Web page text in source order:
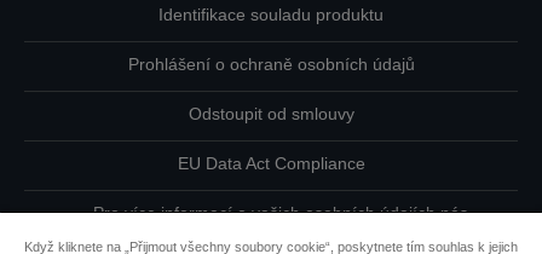
Identifikace souladu produktu
Prohlášení o ochraně osobních údajů
Odstoupit od smlouvy
EU Data Act Compliance
Pro více informací o vašich osobních údajích nás
Když kliknete na „Přijmout všechny soubory cookie“, poskytnete tím souhlas k jejich